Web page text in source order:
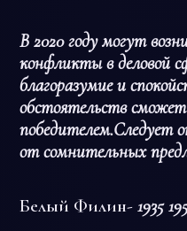
В 2020 году могут
конфликты в деловой
благоразумие и
обстоятельств
победителем.Следует
от сомнительных
Белый Филин- 1935